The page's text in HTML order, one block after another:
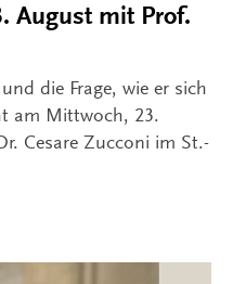
August mit Prof.
die Frage, wie er sich
am Mittwoch, 23.
Cesare Zucconi im St.-